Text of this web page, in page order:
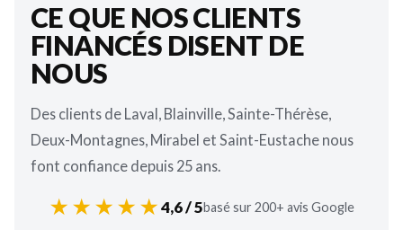
CE QUE NOS CLIENTS
FINANCÉS DISENT DE
NOUS
Des clients de Laval, Blainville, Sainte-Thérèse,
Deux-Montagnes, Mirabel et Saint-Eustache nous
font confiance depuis 25 ans.
★★★★★4,6 / 5basé sur 200+ avis Google